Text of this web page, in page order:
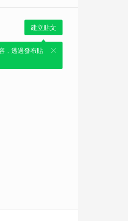
建立貼文
，透過發布貼